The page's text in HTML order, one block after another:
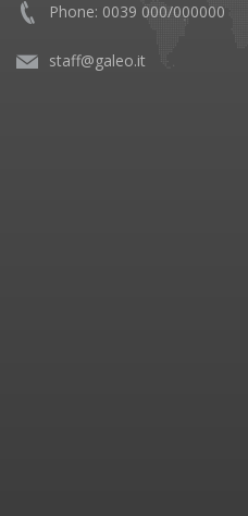
Phone: 0039 000/000000
staff@galeo.it